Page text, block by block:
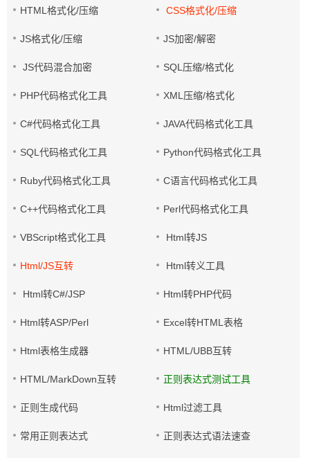
HTML格式化/压缩 CSS格式化/压缩
JS格式化/压缩 JS加密/解密
JS代码混合加密 SQL压缩/格式化
PHP代码格式化工具 XML压缩/格式化
C#代码格式化工具 JAVA代码格式化工具
SQL代码格式化工具 Python代码格式化工具
Ruby代码格式化工具 C语言代码格式化工具
C++代码格式化工具 Perl代码格式化工具
VBScript格式化工具 Html转JS
Html/JS互转 Html转义工具
Html转C#/JSP Html转PHP代码
Html转ASP/Perl Excel转HTML表格
Html表格生成器 HTML/UBB互转
HTML/MarkDown互转 正则表达式测试工具
正则生成代码 Html过滤工具
常用正则表达式 正则表达式语法速查